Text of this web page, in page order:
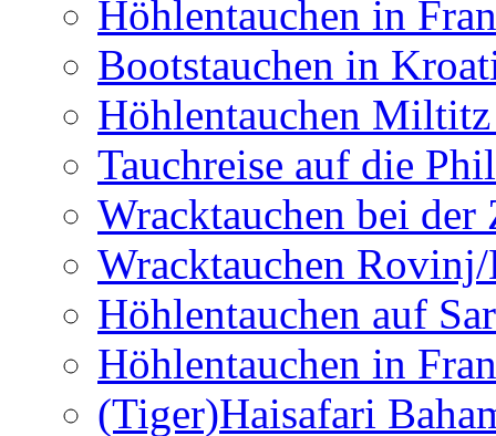
Höhlentauchen in
Bootstauchen in
Höhlentauchen
Tauchreise auf die
Wracktauchen bei der
Wracktauchen
Höhlentauchen auf
Höhlentauchen in
(Tiger)Haisafari